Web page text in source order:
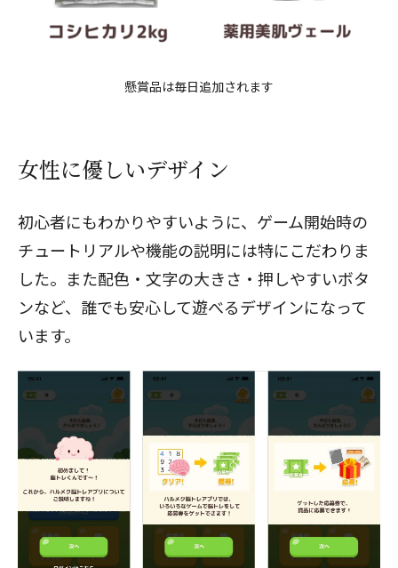
懸賞品は毎日追加されます
女性に優しいデザイン
初心者にもわかりやすいように、ゲーム開始時の
チュートリアルや機能の説明には特にこだわりま
した。また配色・文字の大きさ・押しやすいボタ
ンなど、誰でも安心して遊べるデザインになって
います。